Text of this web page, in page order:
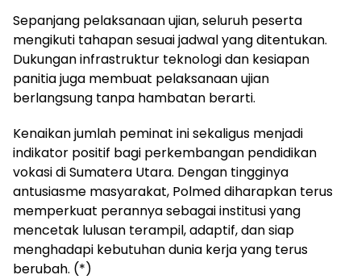
Sepanjang pelaksanaan ujian, seluruh peserta
mengikuti tahapan sesuai jadwal yang ditentukan.
Dukungan infrastruktur teknologi dan kesiapan
panitia juga membuat pelaksanaan ujian
berlangsung tanpa hambatan berarti.
Kenaikan jumlah peminat ini sekaligus menjadi
indikator positif bagi perkembangan pendidikan
vokasi di Sumatera Utara. Dengan tingginya
antusiasme masyarakat, Polmed diharapkan terus
memperkuat perannya sebagai institusi yang
mencetak lulusan terampil, adaptif, dan siap
menghadapi kebutuhan dunia kerja yang terus
berubah. (*)